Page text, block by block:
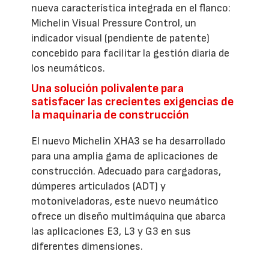
nueva característica integrada en el flanco:
Michelin Visual Pressure Control, un
indicador visual (pendiente de patente)
concebido para facilitar la gestión diaria de
los neumáticos.
Una solución polivalente para
satisfacer las crecientes exigencias de
la maquinaria de construcción
El nuevo Michelin XHA3 se ha desarrollado
para una amplia gama de aplicaciones de
construcción. Adecuado para cargadoras,
dúmperes articulados (ADT) y
motoniveladoras, este nuevo neumático
ofrece un diseño multimáquina que abarca
las aplicaciones E3, L3 y G3 en sus
diferentes dimensiones.